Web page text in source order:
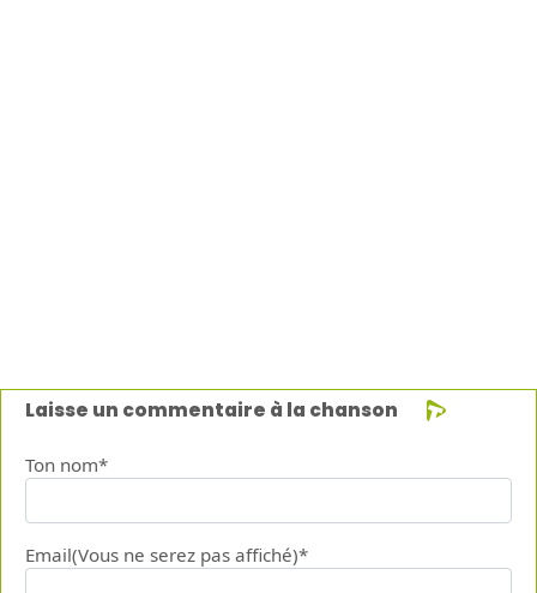
Laisse un commentaire à la chanson
Ton nom*
Email(Vous ne serez pas affiché)*